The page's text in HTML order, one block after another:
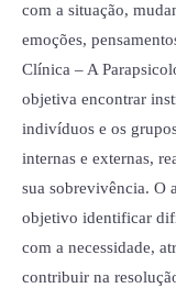
com a situação,
emoções,
Clínica – A
objetiva encontrar
indivíduos e os
internas e externas,
sua sobrevivência. O
objetivo identificar
com a necessidade,
contribuir na